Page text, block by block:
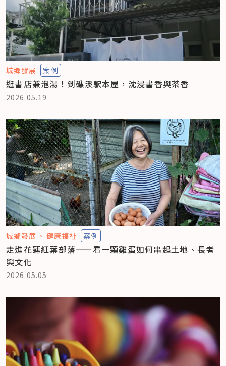
城鄉發展 案例
逛書店兼泡湯！到礁溪駅本屋，沈浸書香與茶香
2026.05.19
城鄉發展 健康福祉 案例
走進花蓮紅葉部落——看一顆雞蛋如何串起土地、長者
與文化
2026.05.05